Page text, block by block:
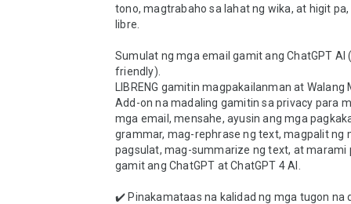
tono, magtrabaho sa lahat ng wika, at higit
libre.
Sumulat ng mga email gamit ang ChatGPT AI
friendly).
LIBRENG gamitin magpakailanman at Walang
Add-on na madaling gamitin sa privacy para
mga email, mensahe, ayusin ang mga
grammar, mag-rephrase ng text, magpalit ng
pagsulat, mag-summarize ng text, at marami
gamit ang ChatGPT at ChatGPT 4 AI.
✔️ Pinakamataas na kalidad ng mga tugon na